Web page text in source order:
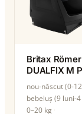
Britax Römer
DUALFIX M
nou-născut (0-
bebeluș (9 luni-
0–20 kg